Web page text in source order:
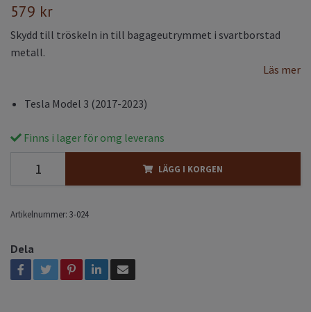
579 kr
Skydd till tröskeln in till bagageutrymmet i svartborstad
metall.
Läs mer
Tesla Model 3 (2017-2023)
Finns i lager för omg leverans
LÄGG I KORGEN
Artikelnummer: 3-024
Dela